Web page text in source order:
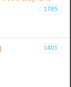
1785
1401